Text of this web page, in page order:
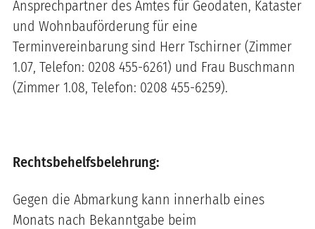
Ansprechpartner des Amtes für Geodaten, Kataster
und Wohnbauförderung für eine
Terminvereinbarung sind Herr Tschirner (Zimmer
1.07, Telefon: 0208 455-6261) und Frau Buschmann
(Zimmer 1.08, Telefon: 0208 455-6259).
Rechtsbehelfsbelehrung:
Gegen die Abmarkung kann innerhalb eines
Monats nach Bekanntgabe beim